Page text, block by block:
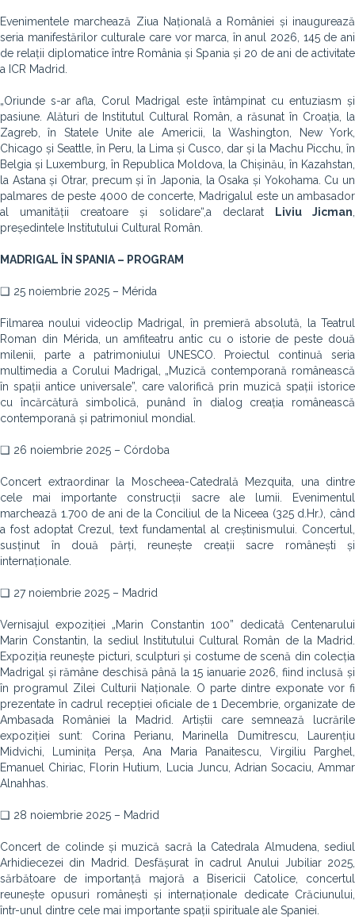
Evenimentele marchează Ziua Națională a României și inaugurează
seria manifestărilor culturale care vor marca, în anul 2026, 145 de ani
de relații diplomatice între România și Spania și 20 de ani de activitate
a ICR Madrid.
„Oriunde s-ar afla, Corul Madrigal este întâmpinat cu entuziasm și
pasiune. Alături de Institutul Cultural Român, a răsunat în Croația, la
Zagreb, în Statele Unite ale Americii, la Washington, New York,
Chicago și Seattle, în Peru, la Lima și Cusco, dar și la Machu Picchu, în
Belgia și Luxemburg, în Republica Moldova, la Chișinău, în Kazahstan,
la Astana și Otrar, precum și în Japonia, la Osaka și Yokohama. Cu un
palmares de peste 4000 de concerte, Madrigalul este un ambasador
al umanității creatoare și solidare“,a declarat
Liviu Jicman
președintele Institutului Cultural Român.
MADRIGAL ÎN SPANIA – PROGRAM
❑ 25 noiembrie 2025 – Mérida
Filmarea noului videoclip Madrigal, în premieră absolută, la Teatrul
Roman din Mérida, un amfiteatru antic cu o istorie de peste două
milenii, parte a patrimoniului UNESCO. Proiectul continuă seria
multimedia a Corului Madrigal, „Muzică contemporană românească
în spații antice universale”, care valorifică prin muzică spații istorice
cu încărcătură simbolică, punând în dialog creația românească
contemporană și patrimoniul mondial.
❑ 26 noiembrie 2025 – Córdoba
Concert extraordinar la Moscheea-Catedrală Mezquita, una dintre
cele mai importante construcții sacre ale lumii. Evenimentul
marchează 1.700 de ani de la Conciliul de la Niceea (325 d.Hr.), când
a fost adoptat Crezul, text fundamental al creștinismului. Concertul,
susținut în două părți, reunește creații sacre românești și
internaționale.
❑ 27 noiembrie 2025 – Madrid
Vernisajul expoziției „Marin Constantin 100” dedicată Centenarului
Marin Constantin, la sediul Institutului Cultural Român de la Madrid.
Expoziția reunește picturi, sculpturi și costume de scenă din colecția
Madrigal și rămâne deschisă până la 15 ianuarie 2026, fiind inclusă și
în programul Zilei Culturii Naționale. O parte dintre exponate vor fi
prezentate în cadrul recepției oficiale de 1 Decembrie, organizate de
Ambasada României la Madrid. Artiștii care semnează lucrările
expoziției sunt: Corina Perianu, Marinella Dumitrescu, Laurențiu
Midvichi, Luminița Perșa, Ana Maria Panaitescu, Virgiliu Parghel,
Emanuel Chiriac, Florin Hutium, Lucia Juncu, Adrian Socaciu, Ammar
Alnahhas.
❑ 28 noiembrie 2025 – Madrid
Concert de colinde și muzică sacră la Catedrala Almudena, sediul
Arhidiecezei din Madrid. Desfășurat în cadrul Anului Jubiliar 2025,
sărbătoare de importanță majoră a Bisericii Catolice, concertul
reunește opusuri românești și internaționale dedicate Crăciunului,
într-unul dintre cele mai importante spații spirituale ale Spaniei.